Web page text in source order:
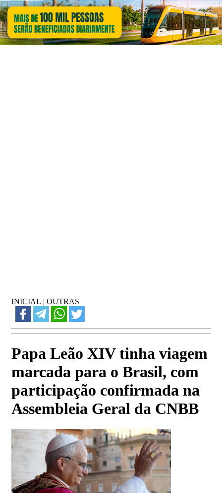
INICIAL | OUTRAS
Papa Leão XIV tinha viagem
marcada para o Brasil, com
participação confirmada na
Assembleia Geral da CNBB